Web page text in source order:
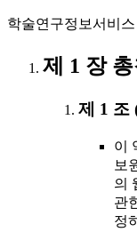
학술연구정보서비
제 1 장 총
제 1 조
이
보
의
관
정